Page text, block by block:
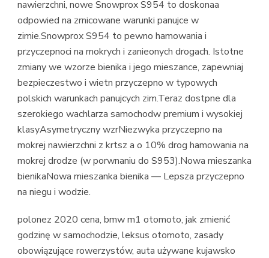
nawierzchni, nowe Snowprox S954 to doskonaa
odpowied na zrnicowane warunki panujce w
zimie.Snowprox S954 to pewno hamowania i
przyczepnoci na mokrych i zanieonych drogach. Istotne
zmiany we wzorze bienika i jego mieszance, zapewniaj
bezpieczestwo i wietn przyczepno w typowych
polskich warunkach panujcych zim.Teraz dostpne dla
szerokiego wachlarza samochodw premium i wysokiej
klasyAsymetryczny wzrNiezwyka przyczepno na
mokrej nawierzchni z krtsz a o 10% drog hamowania na
mokrej drodze (w porwnaniu do S953).Nowa mieszanka
bienikaNowa mieszanka bienika — Lepsza przyczepno
na niegu i wodzie.
polonez 2020 cena, bmw m1 otomoto, jak zmienić
godzinę w samochodzie, leksus otomoto, zasady
obowiązujące rowerzystów, auta używane kujawsko